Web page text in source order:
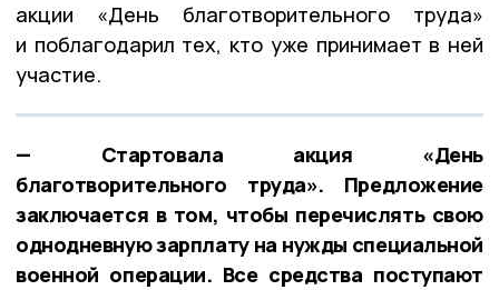
акции «День благотворительного труда»
и поблагодарил тех, кто уже принимает в ней
участие.
— Стартовала акция «День
благотворительного труда». Предложение
заключается в том, чтобы перечислять свою
однодневную зарплату на нужды специальной
военной операции. Все средства поступают